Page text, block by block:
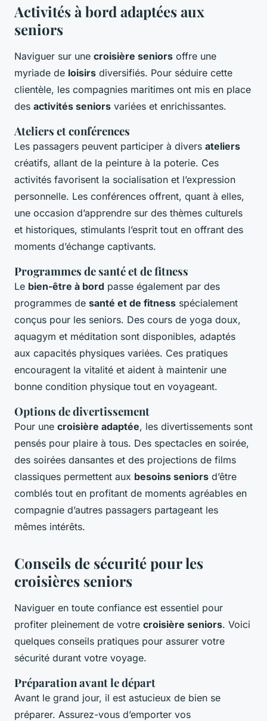
Activités à bord adaptées aux
seniors
Naviguer sur une croisière seniors offre une
myriade de loisirs diversifiés. Pour séduire cette
clientèle, les compagnies maritimes ont mis en place
des activités seniors variées et enrichissantes.
Ateliers et conférences
Les passagers peuvent participer à divers ateliers
créatifs, allant de la peinture à la poterie. Ces
activités favorisent la socialisation et l’expression
personnelle. Les conférences offrent, quant à elles,
une occasion d’apprendre sur des thèmes culturels
et historiques, stimulants l’esprit tout en offrant des
moments d’échange captivants.
Programmes de santé et de fitness
Le bien-être à bord passe également par des
programmes de santé et de fitness spécialement
conçus pour les seniors. Des cours de yoga doux,
aquagym et méditation sont disponibles, adaptés
aux capacités physiques variées. Ces pratiques
encouragent la vitalité et aident à maintenir une
bonne condition physique tout en voyageant.
Options de divertissement
Pour une croisière adaptée, les divertissements sont
pensés pour plaire à tous. Des spectacles en soirée,
des soirées dansantes et des projections de films
classiques permettent aux besoins seniors d’être
comblés tout en profitant de moments agréables en
compagnie d’autres passagers partageant les
mêmes intérêts.
Conseils de sécurité pour les
croisières seniors
Naviguer en toute confiance est essentiel pour
profiter pleinement de votre croisière seniors. Voici
quelques conseils pratiques pour assurer votre
sécurité durant votre voyage.
Préparation avant le départ
Avant le grand jour, il est astucieux de bien se
préparer. Assurez-vous d’emporter vos